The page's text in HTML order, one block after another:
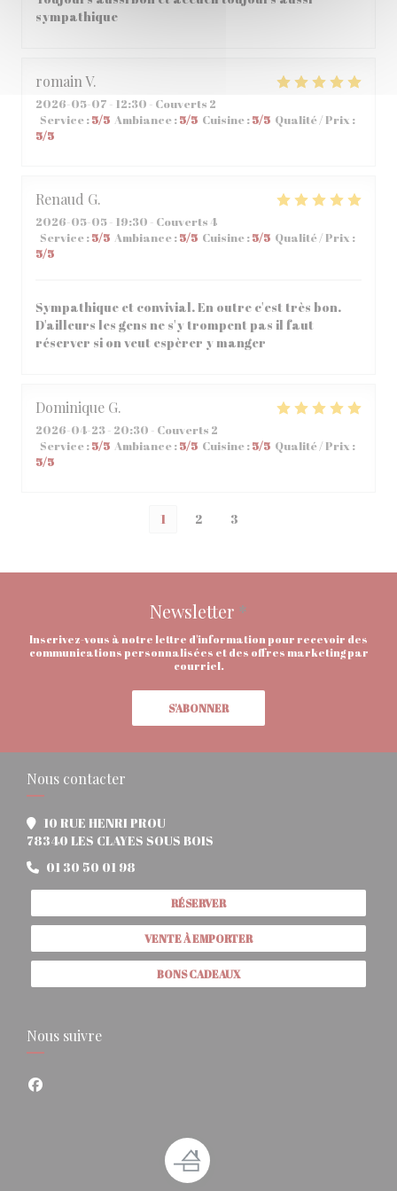
sympathique
romainV
2026-05-07 - 12:30 - Couverts 2
Service :5/5 Ambiance :5/5 Cuisine :5/5 Qualité / Prix :
5/5
Renaud G
2026-05-05- 19:30 - Couverts 4
Service :5/5 Ambiance :5/5 Cuisine :5/5 Qualité / Prix :
5/5
Sympathique et convivial. En outre c'est très bon.
D'ailleurs les gens ne s'y trompent pas il faut
réserver si on veut espèrer y manger
Dominique G
2026-04-23- 20:30 - Couverts 2
Service :5/5 Ambiance :5/5 Cuisine :5/5 Qualité / Prix :
5/5
1 2 3
Newsletter *
Inscrivez-vous à notre lettre d'information pour recevoir des
communications personnalisées et des offres marketing par
courriel.
S'ABONNER
Nous contacter
10 RUE HENRI PROU
78340 LES CLAYES SOUS BOIS
01 30 50 01 98
RÉSERVER
VENTE À EMPORTER
BONS CADEAUX
Nous suivre
Facebook ((ouvre une nouvelle fenêtre))